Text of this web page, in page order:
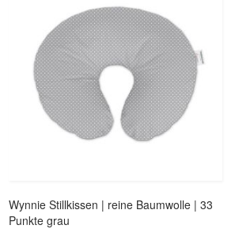
Wynnie Stillkissen | reine Baumwolle | 33
Punkte grau